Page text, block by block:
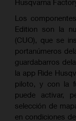
Husqvarna
Los
Edition son la
(CUO), que se
portanúmeros
guardabarros
la app Ride
piloto, y con la
puede activar,
selección de
en condiciones